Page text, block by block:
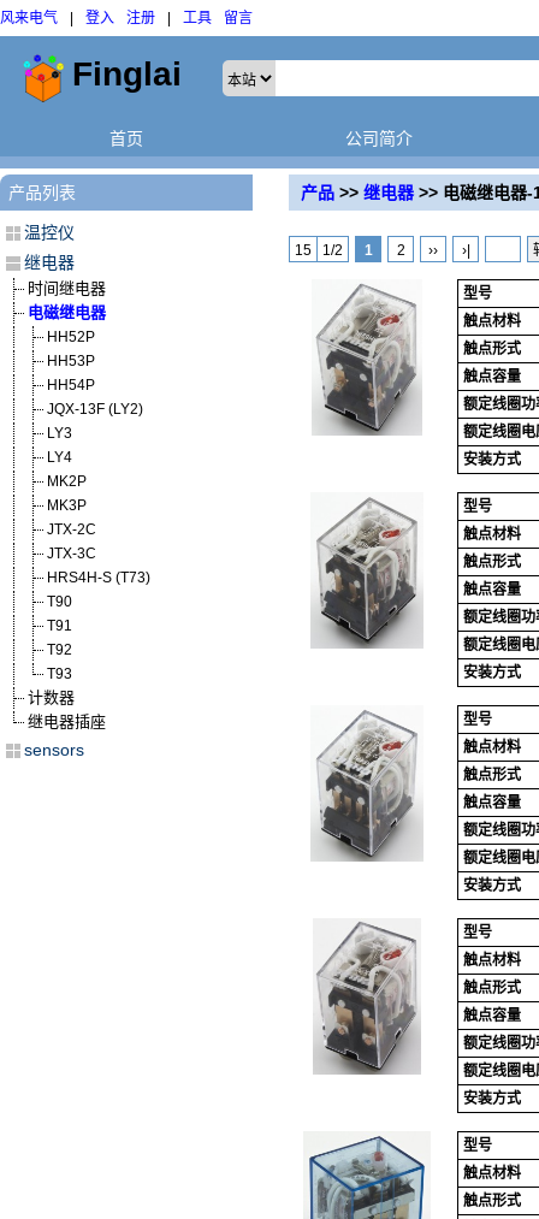
风来电气 登入 注册 工具 留言
首页 公司简介
产品 >> 继电器>> 电磁继电器-
15 1/2 1 2 ›› ›|
型号
触点材料
触点形式
触点容量
额定线圈功
额定线圈电
安装方式
型号
触点材料
触点形式
触点容量
额定线圈功
额定线圈电
安装方式
型号
触点材料
触点形式
触点容量
额定线圈功
额定线圈电
安装方式
型号
触点材料
触点形式
触点容量
额定线圈功
额定线圈电
安装方式
型号
触点材料
触点形式
产品列表
温控仪
继电器
时间继电器
电磁继电器
HH52P
HH53P
HH54P
JQX-13F (LY2)
LY3
LY4
MK2P
MK3P
JTX-2C
JTX-3C
HRS4H-S (T73)
T90
T91
T92
T93
计数器
继电器插座
sensors